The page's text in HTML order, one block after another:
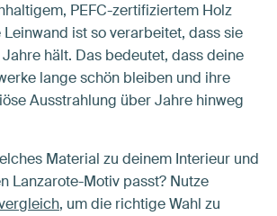
PEFC-zertifiziertem Holz
ist so verarbeitet, dass sie
hält. Das bedeutet, dass deine
lange schön bleiben und ihre
Ausstrahlung über Jahre hinweg
Material zu deinem Interieur und
Lanzarote-Motiv passt? Nutze
, um die richtige Wahl zu